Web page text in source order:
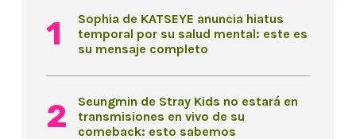
Sophia de KATSEYE anuncia hiatus
temporal por su salud mental: este es
su mensaje completo
Seungmin de Stray Kids no estará en
transmisiones en vivo de su
comeback: esto sabemos